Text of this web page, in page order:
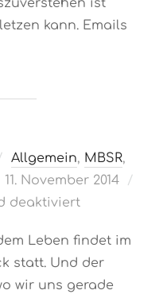
ist
kann. Emails
Allgemein, MBSR,
Veröffentlicht
am
11. November 2014
deaktiviert
Leben findet im
statt. Und der
wir uns gerade